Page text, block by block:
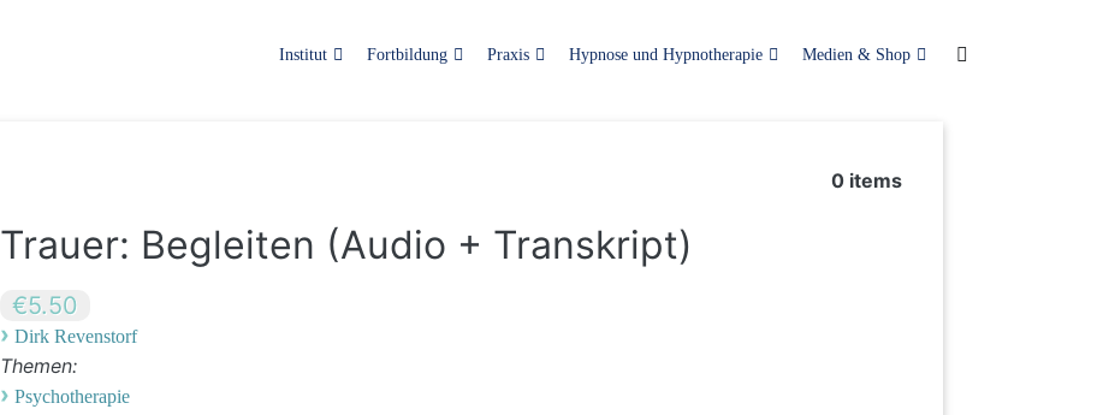
Institut Fortbildung Praxis Hypnose und Hypnotherapie Medien & Shop
0items
Trauer: Begleiten (Audio + Transkript)
€5.50
› Dirk Revenstorf
Themen:
› Psychotherapie